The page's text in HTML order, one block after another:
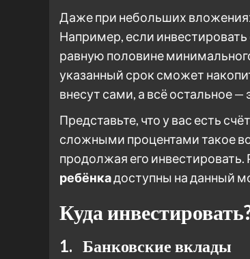
Даже при небольших
Например, если
равную половине
указанный срок сможет
внесут сами, а всё остальное
Представьте, что у вас есть
сложными процентами такое
продолжая его
ребёнкадоступны на данный
Куда
1. Банковские вклады